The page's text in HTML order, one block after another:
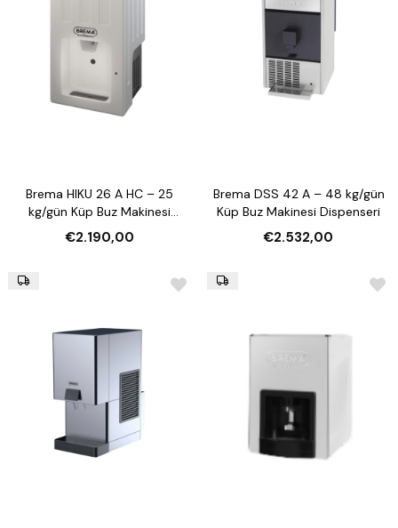
Brema HIKU 26 A HC – 25
kg/gün Küp Buz Makinesi
Dispenseri
€2.190,00
Brema DSS 42 A – 48 kg/gün
Küp Buz Makinesi Dispenseri
€2.532,00